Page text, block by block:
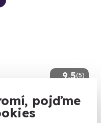
pojďme
9.5(5)
zbraně - 6 zbraní
celkem 30 výstřelů.